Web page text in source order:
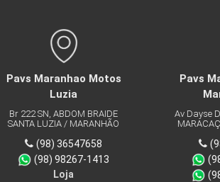
Pavs Maranhao Motos
Luzia
Br 222 SN, ABDOM BRAIDE
SANTA LUZIA / MARANHÃO
(98) 36547658
(98) 98267-1413
Loja
Pavs
Av Dayse